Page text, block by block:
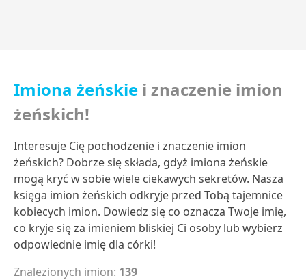
Imiona żeńskie i znaczenie imion
żeńskich!
Interesuje Cię pochodzenie i znaczenie imion
żeńskich? Dobrze się składa, gdyż imiona żeńskie
mogą kryć w sobie wiele ciekawych sekretów. Nasza
księga imion żeńskich odkryje przed Tobą tajemnice
kobiecych imion. Dowiedz się co oznacza Twoje imię,
co kryje się za imieniem bliskiej Ci osoby lub wybierz
odpowiednie imię dla córki!
Znalezionych imion: 139